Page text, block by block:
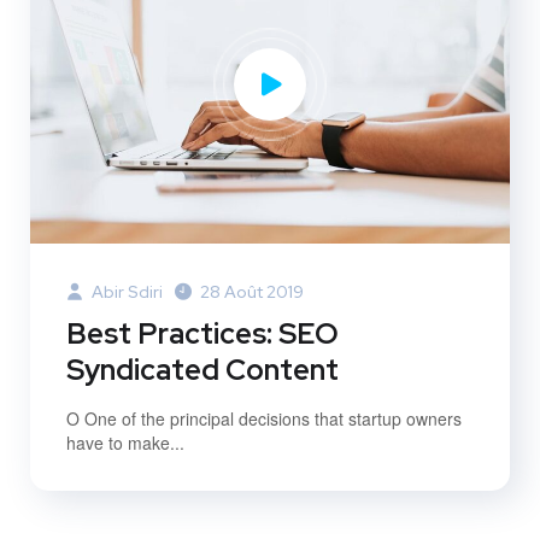
Abir Sdiri 28 Août 2019
Best Practices: SEO
Syndicated Content
O One of the principal decisions that startup owners
have to make...